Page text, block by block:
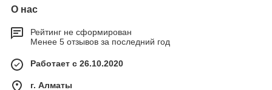
О нас
Рейтинг не сформирован
Менее 5 отзывов за последний год
Работает с 26.10.2020
г. Алматы